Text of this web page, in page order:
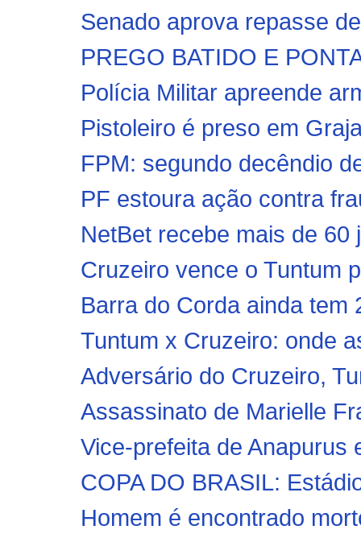
Senado aprova repasse
PREGO BATIDO E
Polícia Militar apreende
Pistoleiro é preso em
FPM: segundo decêndio
PF estoura ação contra
NetBet recebe mais de
Cruzeiro vence o Tuntum
Barra do Corda ainda tem
Tuntum x Cruzeiro: onde
Adversário do Cruzeiro,
Assassinato de Marielle
Vice-prefeita de Anapurus
COPA DO BRASIL:
Homem é encontrado